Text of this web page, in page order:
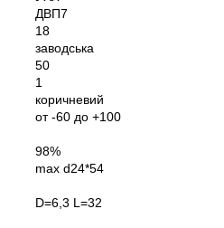
ДВП7
18
заводська
50
1
коричневий
от -60 до +100
98%
max d24*54
D=6,3 L=32